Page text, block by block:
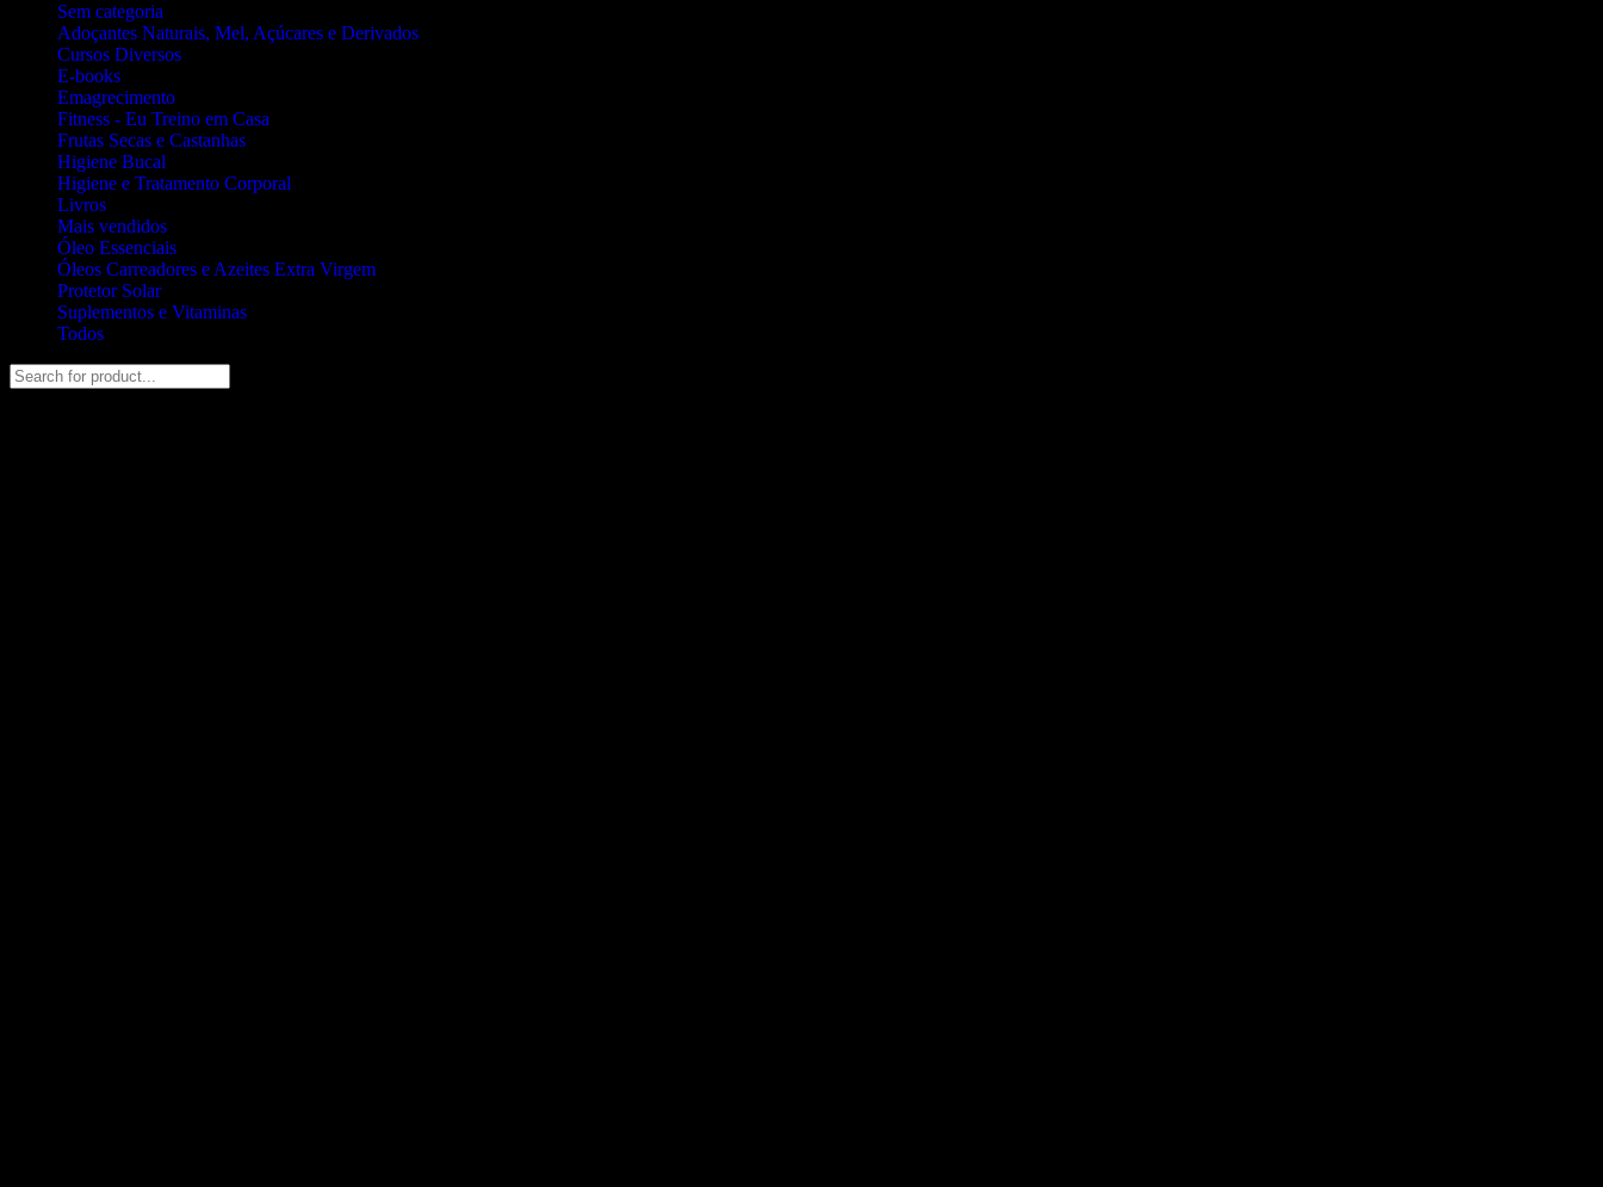
Sem categoria
Adoçantes Naturais, Mel, Açúcares e Derivados
Cursos Diversos
E-books
Emagrecimento
Fitness - Eu Treino em Casa
Frutas Secas e Castanhas
Higiene Bucal
Higiene e Tratamento Corporal
Livros
Mais vendidos
Óleo Essenciais
Óleos Carreadores e Azeites Extra Virgem
Protetor Solar
Suplementos e Vitaminas
Todos